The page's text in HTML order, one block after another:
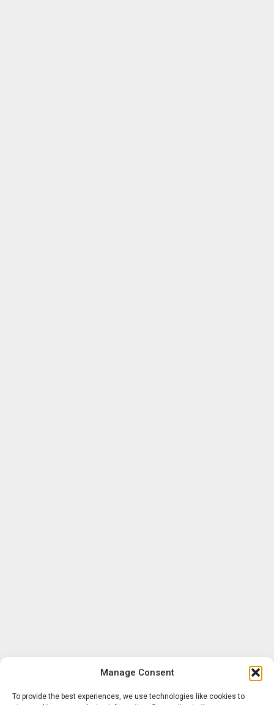
Manage Consent
To provide the best experiences, we use technologies like cookies to